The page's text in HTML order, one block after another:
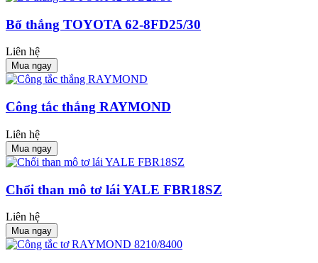
Bố thắng TOYOTA 62-8FD25/30
Liên hệ
Mua ngay
Công tắc thắng RAYMOND
Liên hệ
Mua ngay
Chổi than mô tơ lái YALE FBR18SZ
Liên hệ
Mua ngay